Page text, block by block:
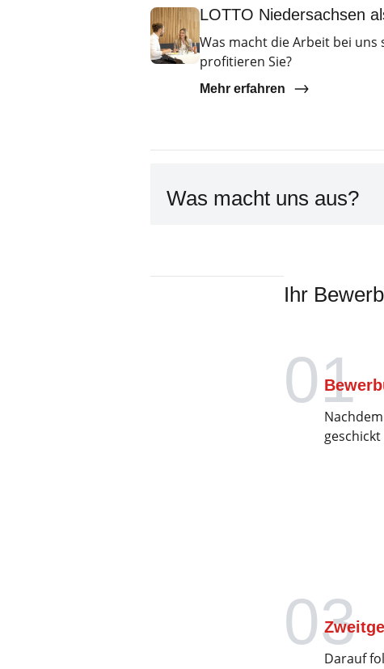
LOTTO Niedersachsen
Was macht die Arbeit bei uns
profitieren Sie?
Mehr erfahren
Was macht uns aus?
Ihr
01
Darauf
03